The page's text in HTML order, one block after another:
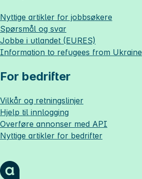
Nyttige artikler for jobbsøkere
Spørsmål og svar
Jobbe i utlandet (EURES)
Information to refugees from Ukraine
For bedrifter
Vilkår og retningslinjer
Hjelp til innlogging
Overføre annonser med API
Nyttige artikler for bedrifter